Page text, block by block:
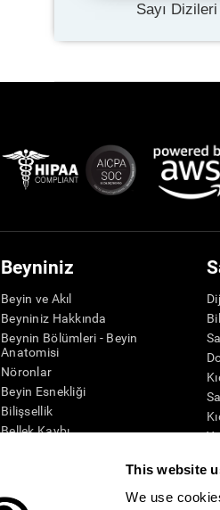
This website
We use
Sayı Dizileri
Beyniniz
Beyin ve Akıl
Beyniniz Hakkında
Beynin Bölümleri - Beyin
Anatomisi
Nöronlar
Beyin Esnekliği
Bilişsellik
Bellek Kaybı
Yürütücü Fonksiyonlar